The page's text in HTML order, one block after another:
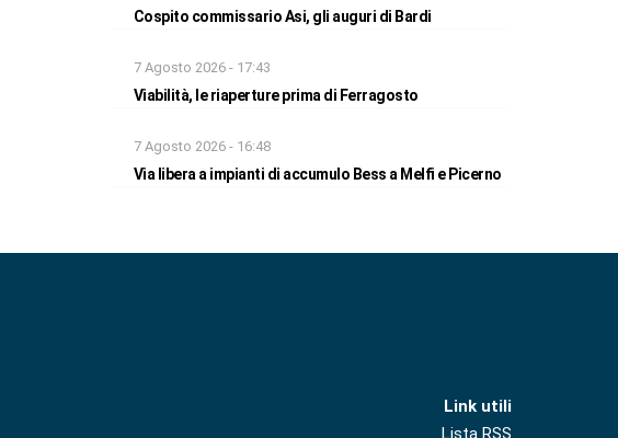
Cospito commissario Asi, gli auguri di Bardi
7 Agosto 2026 - 17:43
Viabilità, le riaperture prima di Ferragosto
7 Agosto 2026 - 16:48
Via libera a impianti di accumulo Bess a Melfi e Picerno
Link utili
Lista RSS